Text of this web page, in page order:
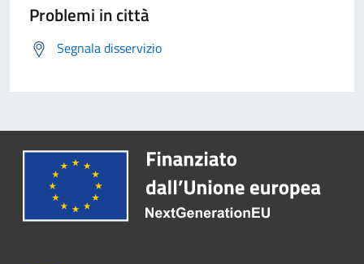
Problemi in città
Segnala disservizio